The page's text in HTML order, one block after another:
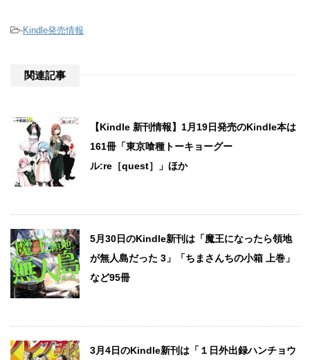
-Kindle発売情報
関連記事
【Kindle 新刊情報】1月19日発売のKindle本は
161冊「東京喰種トーキョーグー
ル:re［quest］」ほか
5月30日のKindle新刊は「魔王になったら領地
が無人島だった 3」「ちまさんちの小箱 上巻」
など95冊
3月4日のKindle新刊は「１日外出録ハンチョウ